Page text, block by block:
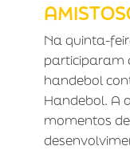
Na quinta-
participaram
handebol
Handebol. A
momentos